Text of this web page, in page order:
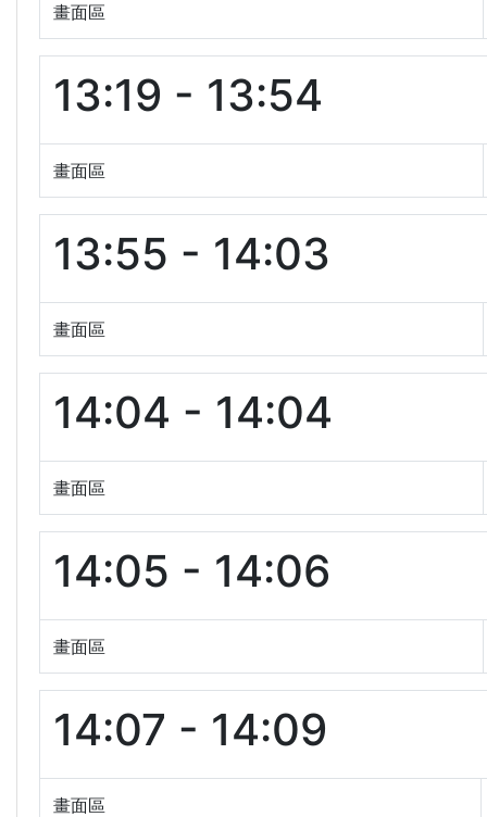
畫面區
13:19 - 13:54
畫面區
13:55 - 14:03
畫面區
14:04 - 14:04
畫面區
14:05 - 14:06
畫面區
14:07 - 14:09
畫面區